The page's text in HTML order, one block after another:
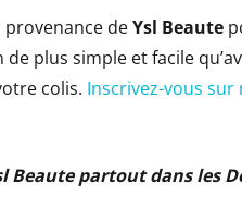
deYsl Beaute
plus simple et facile
colis. Inscrivez-vous sur
Beaute partout dans les